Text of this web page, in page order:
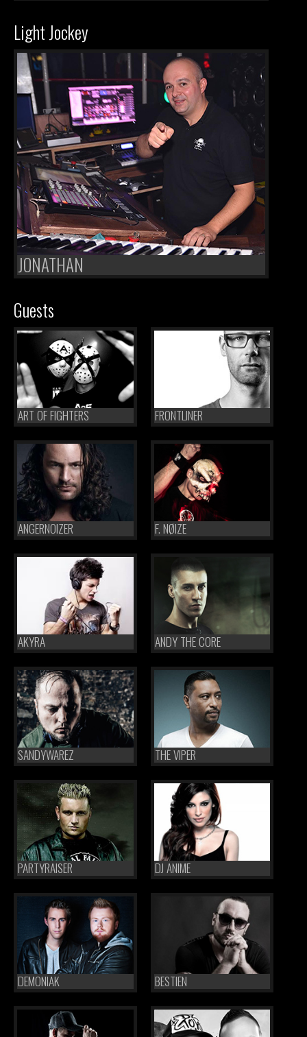
Light Jockey
JONATHAN
Guests
ART OF FIGHTERS FRONTLINER
ANGERNOIZER F. NØIZE
AKYRA ANDY THE CORE
SANDYWAREZ THE VIPER
PARTYRAISER DJ ANIME
DEMONIAK BESTIEN